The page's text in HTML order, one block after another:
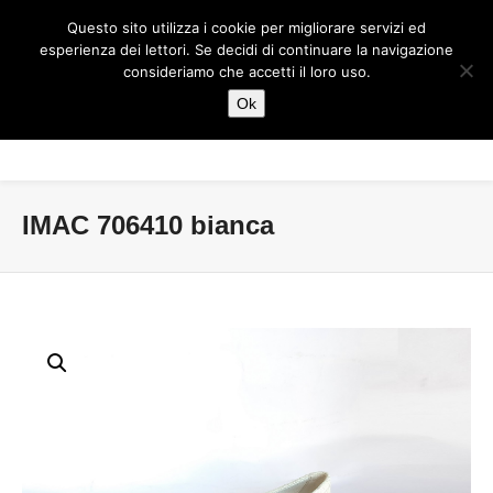
IMAC 706410 bianca
Questo sito utilizza i cookie per migliorare servizi ed
esperienza dei lettori. Se decidi di continuare la navigazione
consideriamo che accetti il loro uso.
Ok